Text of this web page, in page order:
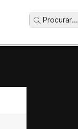
Procurar...